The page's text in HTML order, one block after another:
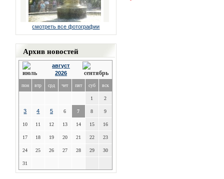
смотреть все фотографии
Архив новостей
август
2026
пон втр срд чет пят суб вск
1 2
3 4 5 6 7 8 9
10 11 12 13 14 15 16
17 18 19 20 21 22 23
24 25 26 27 28 29 30
31